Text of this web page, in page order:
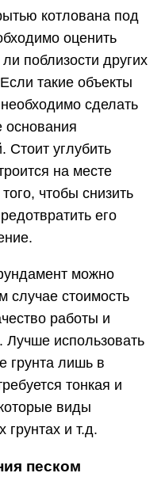
котлована под
оценить
поблизости других
такие объекты
сделать
основания
Стоит углубить
на месте
чтобы снизить
его
можно
случае стоимость
работы и
Лучше использовать
грунта лишь в
тонкая и
виды
грунтах и т.д.
песком